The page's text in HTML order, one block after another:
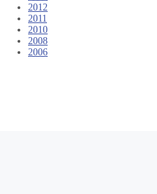
2012
2011
2010
2008
2006